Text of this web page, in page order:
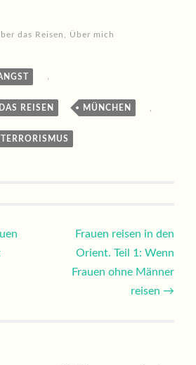
das Reisen Über mich
,
REISEN , MÜNCHEN
TERRORISMUS
Frauen reisen in den
Orient. Teil 1: Wenn
Frauen ohne Männer
reisen →